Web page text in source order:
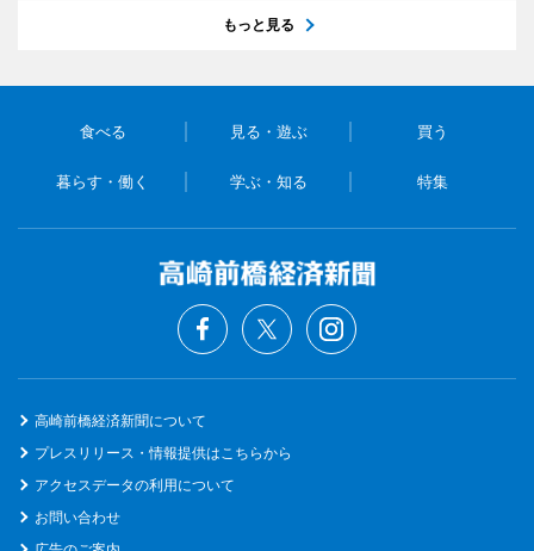
もっと見る
食べる 見る・遊ぶ 買う
暮らす・働く 学ぶ・知る 特集
高崎前橋経済新聞について
プレスリリース・情報提供はこちらから
アクセスデータの利用について
お問い合わせ